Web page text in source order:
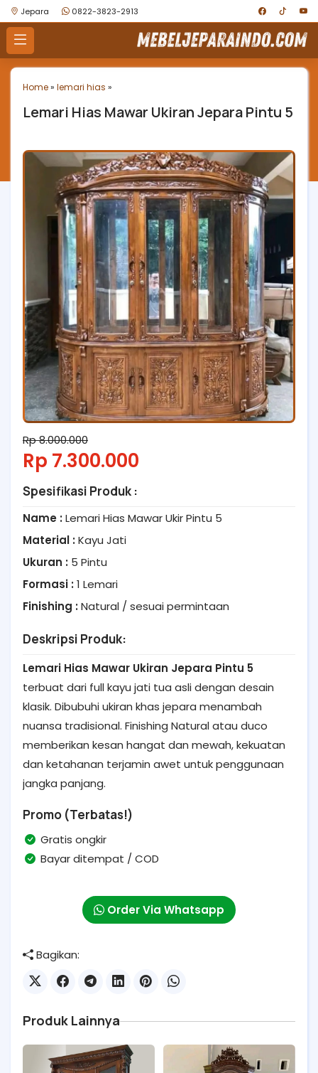
Jepara 0822-3823-2913
Home» lemari hias »
Lemari Hias Mawar Ukiran Jepara Pintu 5
Deskripsi Produk:
Lemari Hias Mawar Ukiran Jepara Pintu 5
terbuat dari full kayu jati tua asli dengan desain
klasik. Dibubuhi ukiran khas jepara menambah
nuansa tradisional. Finishing Natural atau duco
memberikan kesan hangat dan mewah, kekuatan
dan ketahanan terjamin awet untuk penggunaan
jangka panjang.
Rp 8.000.000
Rp 7.300.000
Spesifikasi Produk :
Name : Lemari Hias Mawar Ukir Pintu 5
Material : Kayu Jati
Ukuran : 5 Pintu
Formasi : 1 Lemari
Finishing : Natural / sesuai permintaan
Promo (Terbatas!)
Gratis ongkir
Bayar ditempat / COD
Order Via Whatsapp
Bagikan:
Produk Lainnya